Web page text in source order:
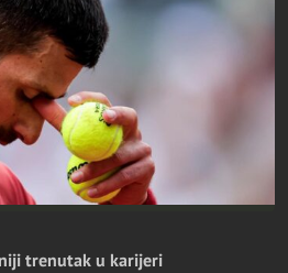
trenutak u karijeri